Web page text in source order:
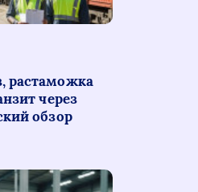
растаможка
через
обзор